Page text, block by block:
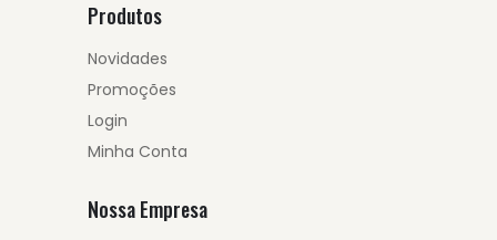
Produtos
Novidades
Promoções
Login
Minha Conta
Nossa Empresa